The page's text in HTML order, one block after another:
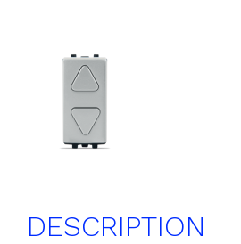
DESCRIPTION